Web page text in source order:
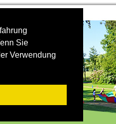
Sie
Verwendung